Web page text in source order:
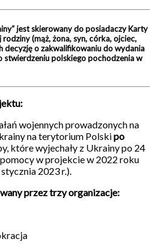
jest skierowany do posiadaczy Karty
(mąż, żona, syn, córka, ojciec,
decyzję o zakwalifikowaniu do wydania
stwierdzeniu polskiego pochodzenia w
wojennych prowadzonych na
na terytorium Polskipo
które wyjechały z Ukrainy po 24
w projekcie w 2022 roku
2023 r.).
przez trzy organizacje: